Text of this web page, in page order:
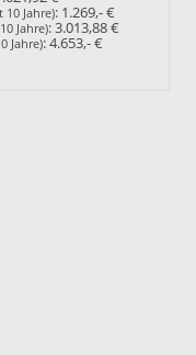
Jahre): 1.269,- €
Jahre):3.013,88 €
Jahre):4.653,- €